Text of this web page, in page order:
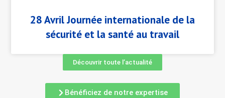
28 Avril Journée internationale de la
sécurité et la santé au travail
Découvrir toute l’actualité
Bénéficiez de notre expertise